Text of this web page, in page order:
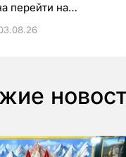
перейти на
призы